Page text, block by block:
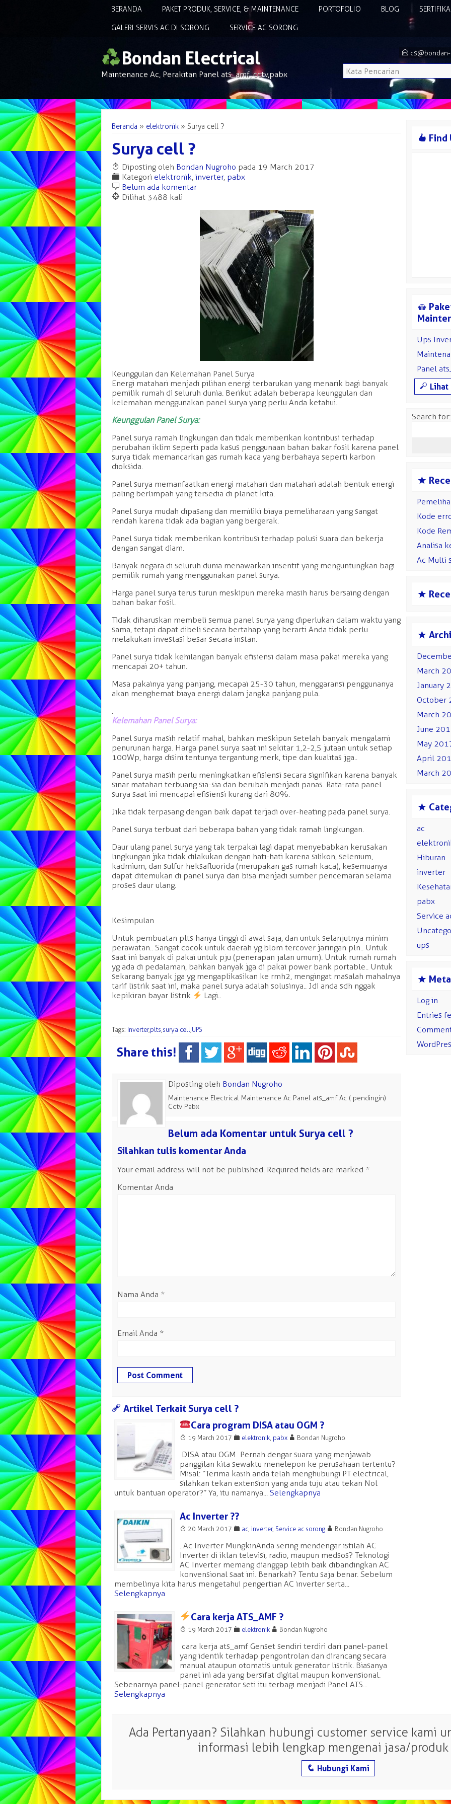
BERANDA PAKET PRODUK, SERVICE, & MAINTENANCE PORTOFOLIO BLOG
GALERI SERVIS AC DI SORONG SERVICE AC SORONG
Bondan Electrical
Maintenance Ac, Perakitan Panel ats_amf, cctv,pabx
E
Beranda » elektronik » Surya cell ?
Surya cell ?
T Diposting oleh Bondan Nugroho pada 19 March 2017
F Kategori elektronik, inverter, pabx
b Belum ada komentar
@ Dilihat 3488 kali
Keunggulan dan Kelemahan Panel Surya
Energi matahari menjadi pilihan energi terbarukan yang menarik bagi banyak
pemilik rumah di seluruh dunia. Berikut adalah beberapa keunggulan dan
kelemahan menggunakan panel surya yang perlu Anda ketahui.
Keunggulan Panel Surya:
Panel surya ramah lingkungan dan tidak memberikan kontribusi terhadap
perubahan iklim seperti pada kasus penggunaan bahan bakar fosil karena panel
surya tidak memancarkan gas rumah kaca yang berbahaya seperti karbon
dioksida.
Panel surya memanfaatkan energi matahari dan matahari adalah bentuk energi
paling berlimpah yang tersedia di planet kita.
Panel surya mudah dipasang dan memiliki biaya pemeliharaan yang sangat
rendah karena tidak ada bagian yang bergerak.
Panel surya tidak memberikan kontribusi terhadap polusi suara dan bekerja
dengan sangat diam.
Banyak negara di seluruh dunia menawarkan insentif yang menguntungkan bagi
pemilik rumah yang menggunakan panel surya.
Harga panel surya terus turun meskipun mereka masih harus bersaing dengan
bahan bakar fosil.
Tidak diharuskan membeli semua panel surya yang diperlukan dalam waktu yang
sama, tetapi dapat dibeli secara bertahap yang berarti Anda tidak perlu
melakukan investasi besar secara instan.
Panel surya tidak kehilangan banyak efisiensi dalam masa pakai mereka yang
mencapai 20+ tahun.
Masa pakainya yang panjang, mecapai 25-30 tahun, menggaransi penggunanya
akan menghemat biaya energi dalam jangka panjang pula.
.
Kelemahan Panel Surya:
Panel surya masih relatif mahal, bahkan meskipun setelah banyak mengalami
penurunan harga. Harga panel surya saat ini sekitar 1,2-2,5 jutaan untuk setiap
100Wp, harga disini tentunya tergantung merk, tipe dan kualitas jga..
Panel surya masih perlu meningkatkan efisiensi secara signifikan karena banyak
sinar matahari terbuang sia-sia dan berubah menjadi panas. Rata-rata panel
surya saat ini mencapai efisiensi kurang dari 80%.
Jika tidak terpasang dengan baik dapat terjadi over-heating pada panel surya.
Panel surya terbuat dari beberapa bahan yang tidak ramah lingkungan.
Daur ulang panel surya yang tak terpakai lagi dapat menyebabkan kerusakan
lingkungan jika tidak dilakukan dengan hati-hati karena silikon, selenium,
kadmium, dan sulfur heksafluorida (merupakan gas rumah kaca), kesemuanya
dapat ditemukan di panel surya dan bisa menjadi sumber pencemaran selama
proses daur ulang.
Kesimpulan
Untuk pembuatan plts hanya tinggi di awal saja, dan untuk selanjutnya minim
perawatan.. Sangat cocok untuk daerah yg blom tercover jaringan pln.. Untuk
saat ini banyak di pakai untuk pju (penerapan jalan umum). Untuk rumah rumah
yg ada di pedalaman, bahkan banyak jga di pakai power bank portable.. Untuk
sekarang banyak jga yg mengaplikasikan ke rmh2, mengingat masalah mahalnya
tarif listrik saat ini, maka panel surya adalah solusinya.. Jdi anda sdh nggak
kepikiran bayar listrik
Lagi..
Tags: Inverter,plts,surya cell,UPS
Share this!
Diposting oleh Bondan Nugroho
Maintenance Electrical Maintenance Ac Panel ats_amf Ac ( pendingin)
Cctv Pabx
Belum ada Komentar untuk Surya cell ?
Silahkan tulis komentar Anda
Your email address will not be published. Required fields are marked *
Komentar Anda
Nama Anda *
Email Anda *
a Artikel Terkait Surya cell ?
Cara program DISA atau OGM ?
T 19 March 2017 F elektronik, pabx A Bondan Nugroho
DISA atau OGM Pernah dengar suara yang menjawab
panggilan kita sewaktu menelepon ke perusahaan tertentu?
Misal: “Terima kasih anda telah menghubungi PT electrical,
silahkan tekan extension yang anda tuju atau tekan Nol
untuk bantuan operator?” Ya, itu namanya... Selengkapnya
Ac Inverter ??
T 20 March 2017 F ac, inverter, Service ac sorong A Bondan Nugroho
. Ac Inverter Mungkin Anda sering mendengar istilah AC
Inverter di iklan televisi, radio, maupun medsos? Teknologi
AC Inverter memang dianggap lebih baik dibandingkan AC
konvensional saat ini. Benarkah? Tentu saja benar. Sebelum
membelinya kita harus mengetahui pengertian AC inverter serta...
Selengkapnya
Cara kerja ATS_AMF ?
T 19 March 2017 F elektronik A Bondan Nugroho
cara kerja ats_amf Genset sendiri terdiri dari panel-panel
yang identik terhadap pengontrolan dan dirancang secara
manual ataupun otomatis untuk generator listrik. Biasanya
panel ini ada yang bersifat digital maupun konvensional.
Sebenarnya panel-panel generator seti itu terbagi menjadi Panel ATS...
Selengkapnya
8 Find
S
Ups
Panel
M Lihat
Search for:
s
Kode
Kode
Analisa
Ac Multi
s
s
March
January
October
March
June
May
April
March
s
ac
Hiburan
inverter
pabx
Service
ups
s Meta
Log in
Entries
Ada Pertanyaan? Silahkan hubungi customer service kami
informasi lebih lengkap mengenai jasa/produk
q Hubungi Kami